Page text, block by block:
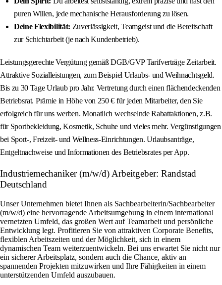
puren Willen, jede mechanische Herausforderung zu lösen.
Deine Flexibilität: Zuverlässigkeit, Teamgeist und die Bereitschaft
zur Schichtarbeit (je nach Kundenbetrieb).
Leistungsgerechte Vergütung gemäß DGB/GVP Tarifverträge Zeitarbeit.
Attraktive Sozialleistungen, zum Beispiel Urlaubs- und Weihnachtsgeld.
Bis zu 30 Tage Urlaub pro Jahr. Vertretung durch einen flächendeckenden
Betriebsrat. Prämie in Höhe von 250 € für jeden Mitarbeiter, den Sie
erfolgreich für uns werben. Monatlich wechselnde Rabattaktionen, z.B.
für Sportbekleidung, Kosmetik, Schuhe und vieles mehr. Vergünstigungen
bei Sport-, Freizeit- und Wellness-Einrichtungen. Urlaubsanträge,
Entgeltnachweise und Informationen des Betriebsrates per App.
Industriemechaniker (m/w/d) Arbeitgeber: Randstad
Deutschland
Unser Unternehmen bietet Ihnen als Sachbearbeiterin/Sachbearbeiter
(m/w/d) eine hervorragende Arbeitsumgebung in einem international
vernetzten Umfeld, das großen Wert auf Teamarbeit und persönliche
Entwicklung legt. Profitieren Sie von attraktiven Corporate Benefits,
flexiblen Arbeitszeiten und der Möglichkeit, sich in einem
dynamischen Team weiterzuentwickeln. Bei uns erwartet Sie nicht nur
ein sicherer Arbeitsplatz, sondern auch die Chance, aktiv an
spannenden Projekten mitzuwirken und Ihre Fähigkeiten in einem
unterstützenden Umfeld auszubauen.